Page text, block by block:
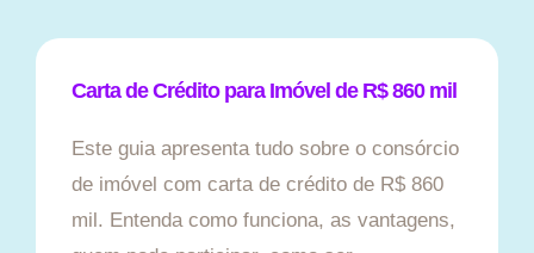
Carta de Crédito para Imóvel de R$ 860 mil
Este guia apresenta tudo sobre o consórcio
de imóvel com carta de crédito de R$ 860
mil. Entenda como funciona, as vantagens,